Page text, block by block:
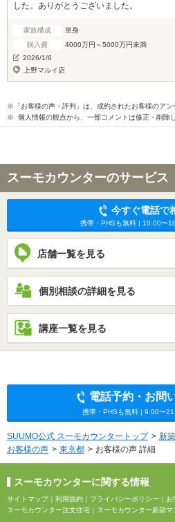
した。ありがとうございました。
家族構成
単身
購入費
4000万円～5000万円未満
2026/1/6
上野マルイ店
※「お客様の声・評判」は、成約されたお客様のアン
※ 個人情報の観点から、一部コメントは修正・削除し
スーモカウンターのサービス
今すぐ電話で
携帯・PHSも無料 | 10:00〜
店舗一覧を見る
個別相談の詳細を見る
講座一覧を見る
電話予約・お問
携帯・PHSも無料 | 9:00〜
SUUMO公式 スーモカウンタートップ
新
お客様の声
東京都 お客様の声 詳細
スーモカウンターに関する情報
サイトマップ｜ 利用規約 ｜ プライバシーポリシー ｜ お
スーモカウンター注文住宅 ｜ スーモカウンター新築マ